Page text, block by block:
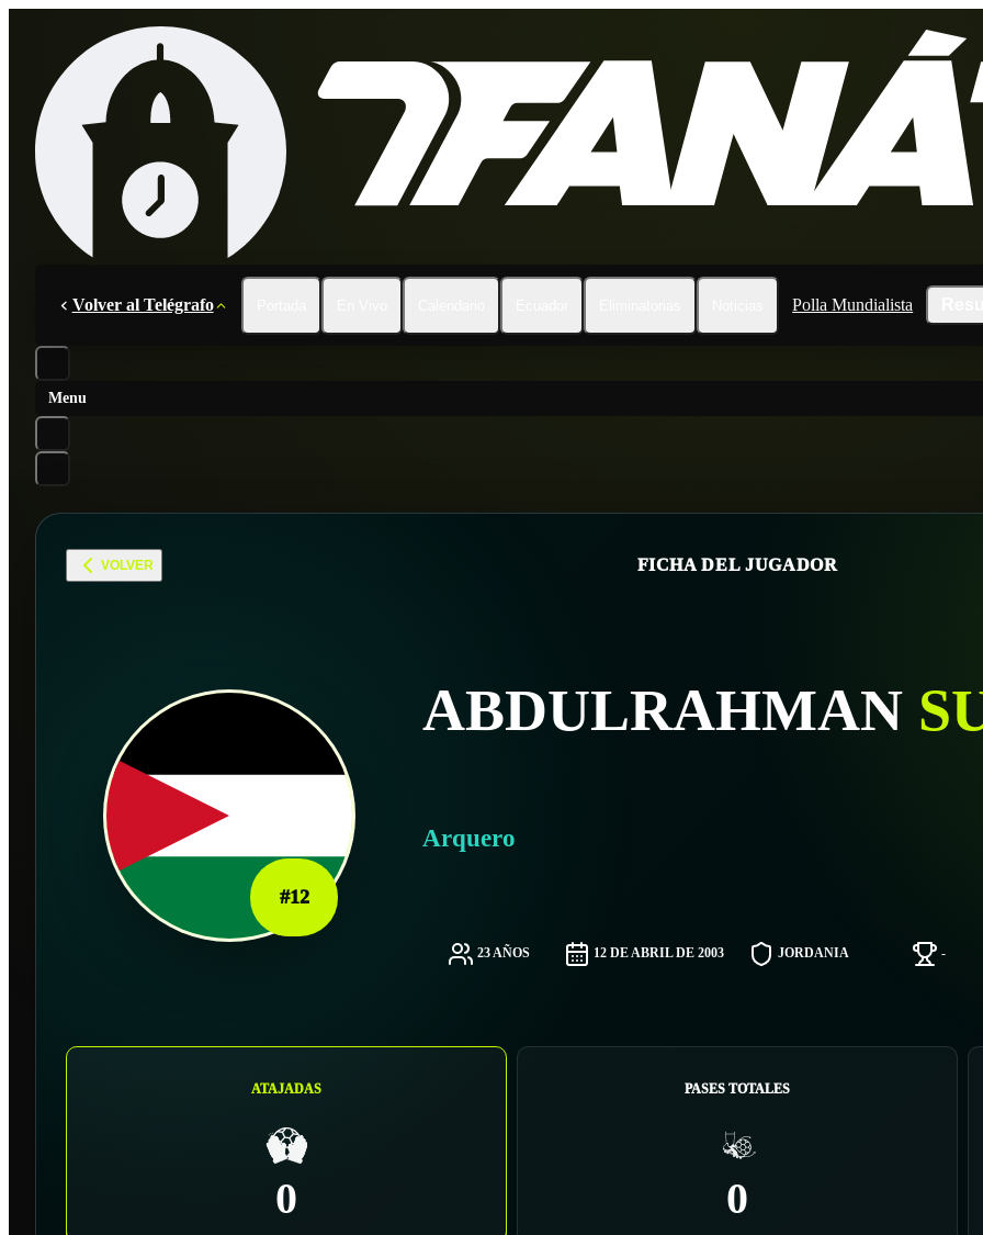
Volver al Telégrafo Polla Mundialista
Menu
VOLVER FICHA DEL JUGADOR
#12
ABDULRAHMAN
Arquero
23 AÑOS 12 DE ABRIL DE 2003 JORDANIA -
ATAJADAS
0
PASES TOTALES
0